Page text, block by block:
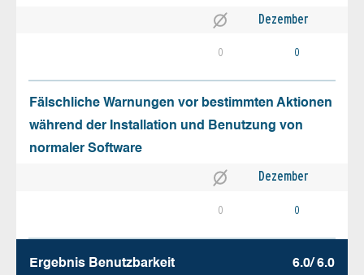
Dezember
0 0
Fälschliche Warnungen vor bestimmten Aktionen
während der Installation und Benutzung von
normaler Software
Dezember
0 0
Ergebnis Benutz­barkeit 6.0/ 6.0